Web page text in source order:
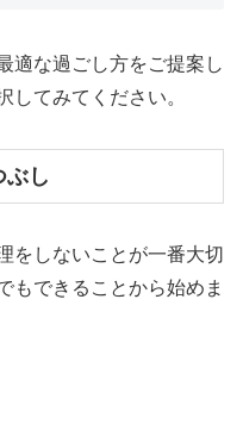
適な過ごし方をご提案し
してみてください。
ぶし
をしないことが一番大切
もできることから始めま